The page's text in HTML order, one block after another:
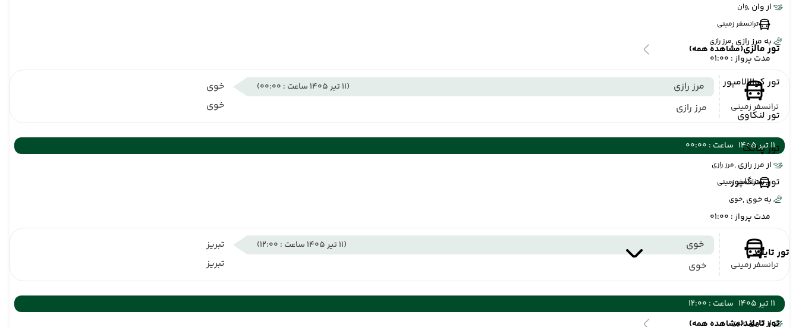
تور مالزی(مشاهده همه)
تور کوالالامپور
تور لنکاوی
تور پنانگ
تور سنگاپور
تور تایلند
تور تایلند(مشاهده همه)
از وان ,وان
ترانسفر زمینی
به مرز رازی ,مرز رازی
مدت پرواز : 01:00
ترانسفر زمینی
مرز رازی (11 تیر 1405 ساعت : 00:00)
مرز رازی
خوی
خوی
11 تیر 1405
ساعت : 00:00
از مرز رازی ,مرز رازی
ترانسفر زمینی
به خوی ,خوی
مدت پرواز : 01:00
ترانسفر زمینی
خوی (11 تیر 1405 ساعت : 12:00)
خوی
تبریز
تبریز
11 تیر 1405
ساعت : 12:00
از خوی ,خوی